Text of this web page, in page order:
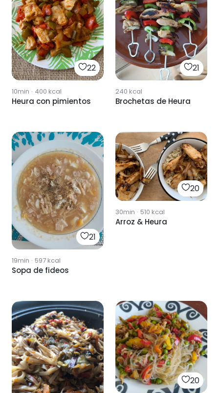
22
10min · 400 kcal
Heura con pimientos
21
240 kcal
Brochetas de Heura
21
19min · 597kcal
Sopa de fideos
20
30min · 510 kcal
Arroz & Heura
20